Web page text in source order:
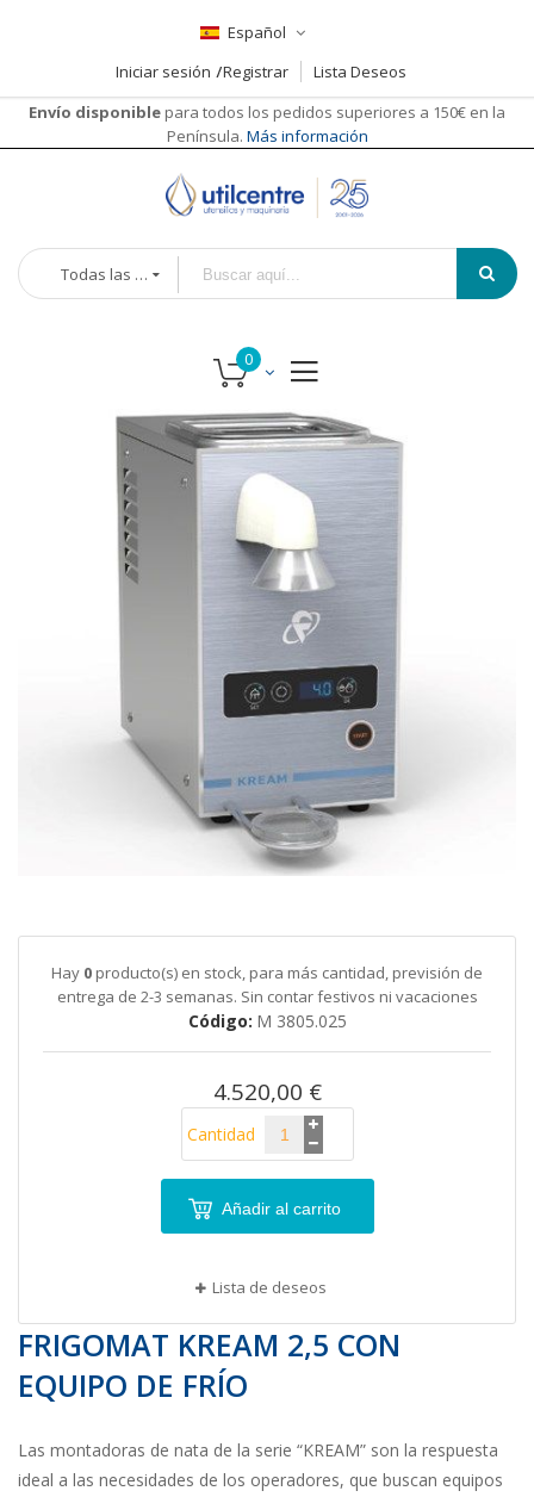
Español
Iniciar sesión
Registrar
Lista Deseos
Envío disponible para todos los pedidos superiores a 150€ en la
Península. Más información
Todas las categorías
comienzo
galería
imágenes
Hay 0 producto(s) en stock, para más cantidad, previsión de
entrega de 2-3 semanas. Sin contar festivos ni vacaciones
Código M 3805.025
4.520,00 €
Cantidad
Añadir al carrito
Lista de deseos
FRIGOMAT KREAM 2,5 CON
EQUIPO DE FRÍO
Las montadoras de nata de la serie “KREAM” son la respuesta
ideal a las necesidades de los operadores, que buscan equipos